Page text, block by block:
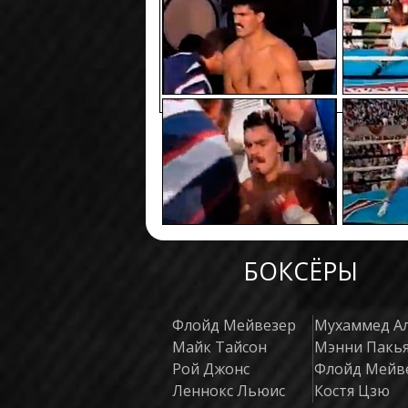
БОКСЁРЫ
Флойд Мейвезер
Майк Тайсон
Рой Джонс
Леннокс Льюис
Мухаммед
Мэнни
Флойд
Костя Цзю